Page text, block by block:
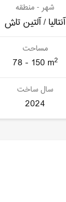
شهر - منطقه
آنتالیا / آلتین تاش
مساحت
78 - 150 m2
سال ساخت
2024